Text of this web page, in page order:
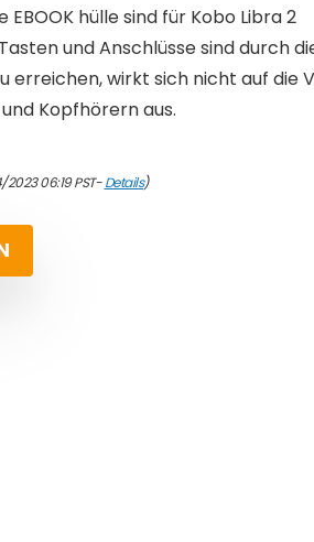
hülle sind für Kobo Libra 2
und Anschlüsse sind durch
erreichen, wirkt sich nicht auf die
Kopfhörern aus.
06:19 PST-Details)